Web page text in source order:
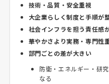
技術・品質・安全重視
大企業らしく制度と手順が
社会インフラを担う責任感
華やかさより実務・専門性
部門ごとの差が大きい
防衛・エネルギー・研
なる